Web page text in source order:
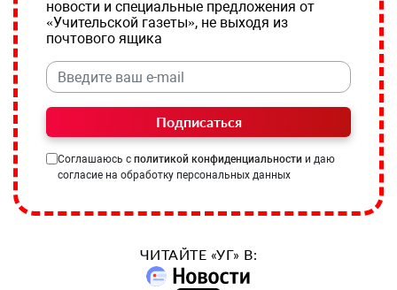
новости и специальные предложения от
«Учительской газеты», не выходя из
почтового ящика
Подписаться
Соглашаюсь с политикой конфиденциальности и даю
согласие на обработку персональных данных
ЧИТАЙТЕ «УГ» В: